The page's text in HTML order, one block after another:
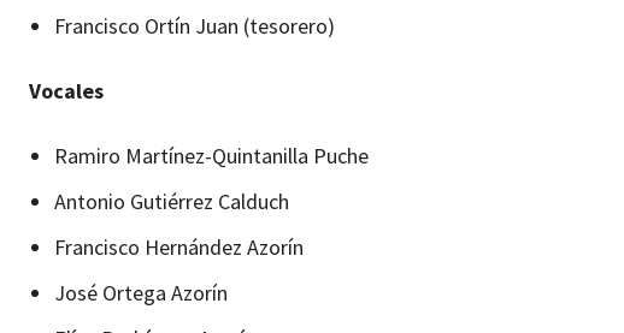
Francisco Ortín Juan (tesorero)
Vocales
Ramiro Martínez-Quintanilla Puche
Antonio Gutiérrez Calduch
Francisco Hernández Azorín
José Ortega Azorín